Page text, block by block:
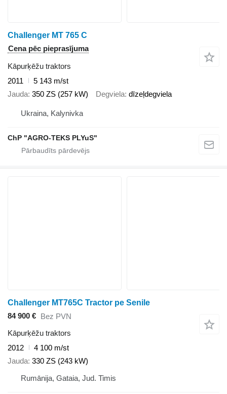
Challenger MT 765 C
Cena pēc pieprasījuma
Kāpurķēžu traktors
2011
5 143 m/st
Jauda 350 ZS (257 kW) Degviela dīzeļdegviela
Ukraina, Kalynivka
ChP "AGRO-TEKS PLYuS"
Challenger MT765C Tractor pe Senile
84 900 € Bez PVN
Kāpurķēžu traktors
2012
4 100 m/st
Jauda 330 ZS (243 kW)
Rumānija, Gataia, Jud. Timis